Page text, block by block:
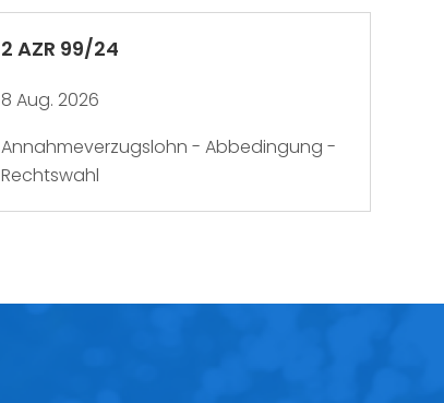
2 AZR 99/24
8 Aug. 2026
Annahmeverzugslohn - Abbedingung -
Rechtswahl